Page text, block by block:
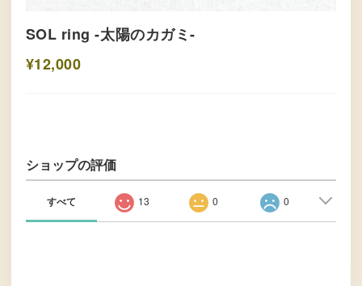
SOL ring -太陽のカガミ-
¥12,000
ショップの評価
すべて 13 0 0